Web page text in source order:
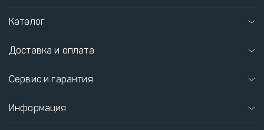
Каталог
Доставка и оплата
Сервис и гарантия
Информация